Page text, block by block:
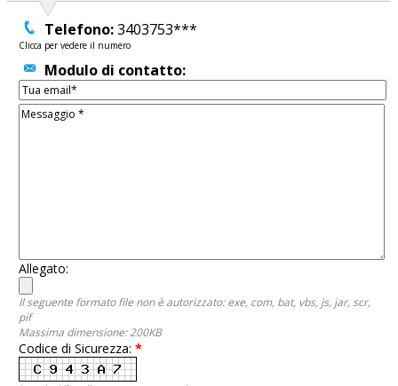
Telefono:3403753***
Clicca per vedere il numero
Modulo di contatto:
Allegato:
Il seguente formato file non è autorizzato: exe, com, bat, vbs, js, jar, scr,
pif
Massima dimensione: 200KB
Codice di Sicurezza: *